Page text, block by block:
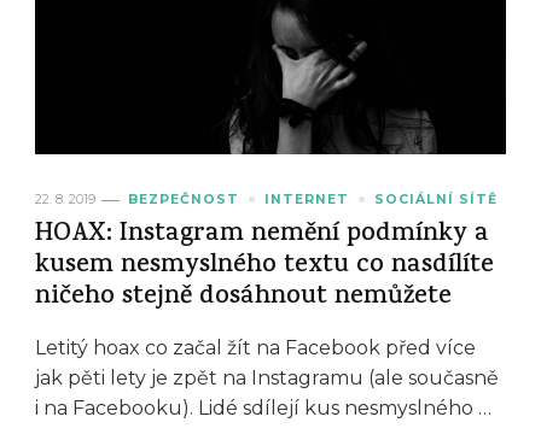
22. 8. 2019 BEZPEČNOST INTERNET SOCIÁLNÍ SÍTĚ
HOAX: Instagram nemění podmínky a
kusem nesmyslného textu co nasdílíte
ničeho stejně dosáhnout nemůžete
Letitý hoax co začal žít na Facebook před více
jak pěti lety je zpět na Instagramu (ale současně
i na Facebooku). Lidé sdílejí kus nesmyslného …